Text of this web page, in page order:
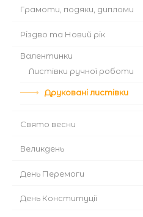
Грамоти, подяки, дипломи
Різдво та Новий рік
Валентинки
Листівки ручної роботи
Друковані листівки
Cвято весни
Великдень
День Перемоги
День Конституції